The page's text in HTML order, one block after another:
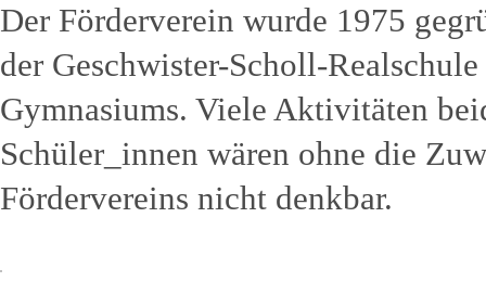
Der Förderverein wurde 1975
der Geschwister-Scholl-
Gymnasiums. Viele Aktivitäten
Schüler_innen wären ohne die
Fördervereins nicht denkbar.